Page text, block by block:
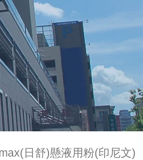
日舒)懸液用粉(印尼文)